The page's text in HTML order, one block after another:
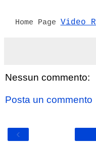
Home Page Video
Nessun commento:
Posta un commento
‹